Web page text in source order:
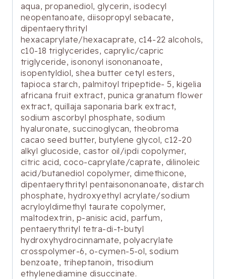
aqua, propanediol, glycerin, isodecyl
neopentanoate, diisopropyl sebacate,
dipentaerythrityl
hexacaprylate/hexacaprate, c14-22 alcohols,
c10-18 triglycerides, caprylic/capric
triglyceride, isononyl isononanoate,
isopentyldiol, shea butter cetyl esters,
tapioca starch, palmitoyl tripeptide- 5, kigelia
africana fruit extract, punica granatum flower
extract, quillaja saponaria bark extract,
sodium ascorbyl phosphate, sodium
hyaluronate, succinoglycan, theobroma
cacao seed butter, butylene glycol, c12-20
alkyl glucoside, castor oil/ipdi copolymer,
citric acid, coco-caprylate/caprate, dilinoleic
acid/butanediol copolymer, dimethicone,
dipentaerythrityl pentaisononanoate, distarch
phosphate, hydroxyethyl acrylate/sodium
acryloyldimethyl taurate copolymer,
maltodextrin, p-anisic acid, parfum,
pentaerythrityl tetra-di-t-butyl
hydroxyhydrocinnamate, polyacrylate
crosspolymer-6, o-cymen-5-ol, sodium
benzoate, triheptanoin, trisodium
ethylenediamine disuccinate.